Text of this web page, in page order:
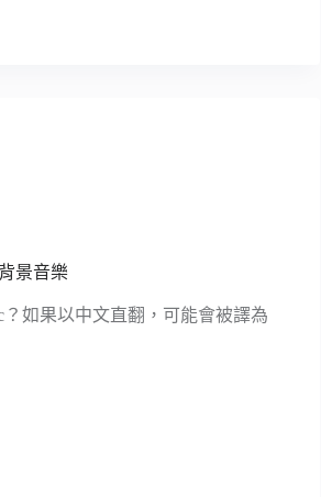
景音樂
？如果以中文直翻，可能會被譯為